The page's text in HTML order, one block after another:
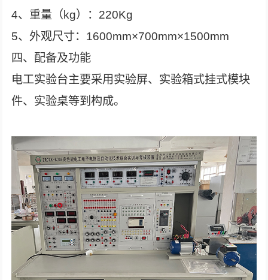
4、重量（kg）：220Kg
5、外观尺寸：1600mm×700mm×1500mm
四、配备及功能
电工实验台主要采用实验屏、实验箱式挂式模块
件、实验桌等到构成。